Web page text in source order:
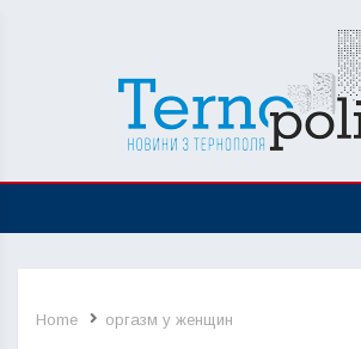
Home оргазм у женщин